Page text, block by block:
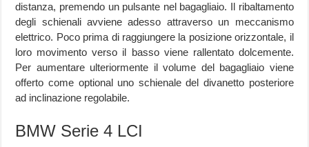
distanza, premendo un pulsante nel bagagliaio. Il ribaltamento
degli schienali avviene adesso attraverso un meccanismo
elettrico. Poco prima di raggiungere la posizione orizzontale, il
loro movimento verso il basso viene rallentato dolcemente.
Per aumentare ulteriormente il volume del bagagliaio viene
offerto come optional uno schienale del divanetto posteriore
ad inclinazione regolabile.
BMW Serie 4 LCI